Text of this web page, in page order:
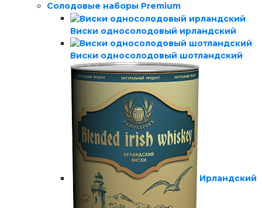
Солодовые наборы Premium
Виски односолодовый ирландский
Виски односолодовый шотландский
Ирландский